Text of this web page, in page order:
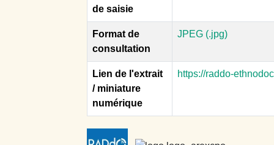
de saisie
Format de
consultation
JPEG (.jpg)
Lien de l'extrait
/ miniature
numérique
https://raddo-